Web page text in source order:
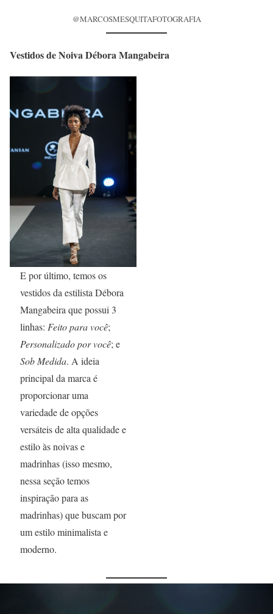
@MARCOSMESQUITAFOTOGRAFIA
Vestidos de Noiva Débora Mangabeira
E por último, temos os
vestidos da estilista Débora
Mangabeira que possui 3
linhas: Feito para você;
Personalizado por você; e
Sob Medida. A ideia
principal da marca é
proporcionar uma
variedade de opções
versáteis de alta qualidade e
estilo às noivas e
madrinhas (isso mesmo,
nessa seção temos
inspiração para as
madrinhas) que buscam por
um estilo minimalista e
moderno.